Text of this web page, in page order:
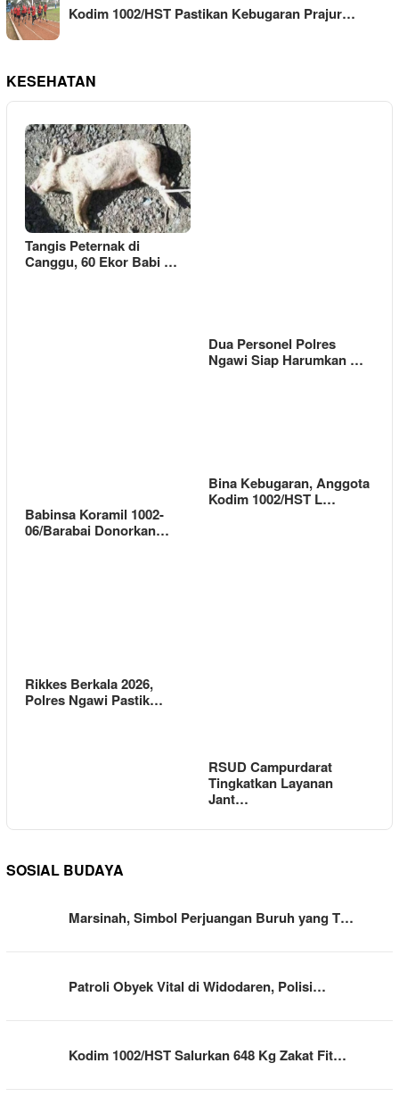
Kodim 1002/HST Pastikan Kebugaran Prajur…
KESEHATAN
Tangis Peternak di
Canggu, 60 Ekor Babi …
Dua Personel Polres
Ngawi Siap Harumkan …
Babinsa Koramil 1002-
06/Barabai Donorkan…
Bina Kebugaran, Anggota
Kodim 1002/HST L…
Rikkes Berkala 2026,
Polres Ngawi Pastik…
RSUD Campurdarat
Tingkatkan Layanan
Jant…
SOSIAL BUDAYA
Marsinah, Simbol Perjuangan Buruh yang T…
Patroli Obyek Vital di Widodaren, Polisi…
Kodim 1002/HST Salurkan 648 Kg Zakat Fit…